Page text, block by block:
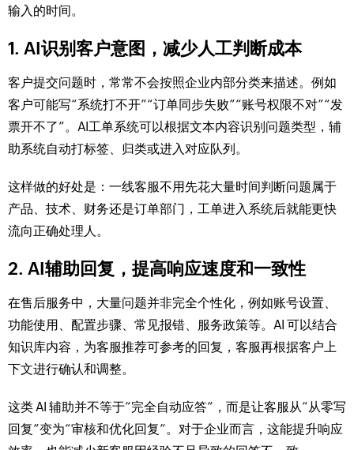
输入的时间。
1. AI识别客户意图，减少人工判断成本
客户提交问题时，常常不会按照企业内部分类来描述。例如
客户可能写“系统打不开”“订单同步失败”“账号权限不对”“发
票开不了”。AI工单系统可以根据文本内容识别问题类型，辅
助系统自动打标签、归类或进入对应队列。
这样做的好处是：一线客服不用先花大量时间判断问题属于
产品、技术、财务还是订单部门，工单进入系统后就能更快
流向正确处理人。
2. AI辅助回复，提高响应速度和一致性
在售后服务中，大量问题并非完全个性化，例如账号设置、
功能使用、配置步骤、常见报错、服务政策等。AI 可以结合
知识库内容，为客服推荐可参考的回复，客服再根据客户上
下文进行确认和调整。
这类 AI 辅助并不等于“完全自动应答”，而是让客服从“从零写
回复”变为“审核和优化回复”。对于企业而言，这能提升响应